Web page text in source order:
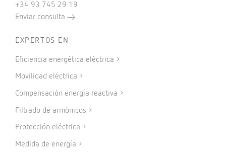
+34 93 745 29 19
Enviar consulta
EXPERTOS EN
Eficiencia energética eléctrica
Movilidad eléctrica
Compensación energía reactiva
Filtrado de armónicos
Protección eléctrica
Medida de energía